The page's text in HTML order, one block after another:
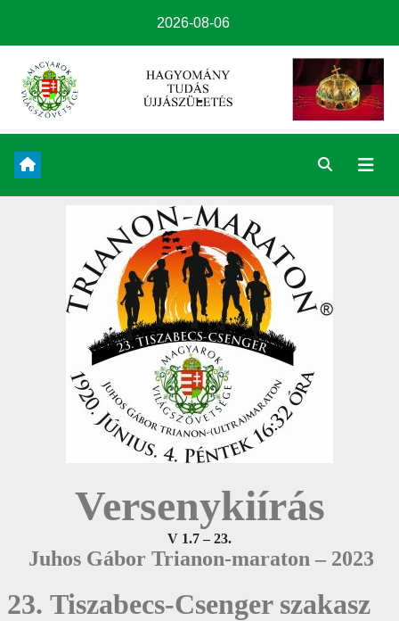
2026-08-06
Versenykiírás
V 1.7 – 23.
Juhos Gábor Trianon-maraton – 2023
23. Tiszabecs-Csenger szakasz